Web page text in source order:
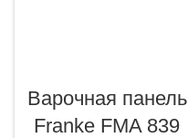
Варочная панель
Franke FMA 839